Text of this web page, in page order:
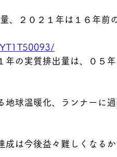
２０２１年は１６年前
の実質排出量は、０５年
球温暖化、ランナーに過
成は今後益々難しくなる